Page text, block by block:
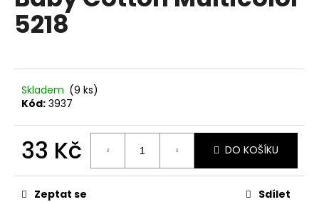
0,0
z5218
Skladem (9 ks)
Kód: 3937
33 Kč
cena:
DO KOŠÍKU
Zeptat se Sdílet
a
j
t
?
HLEDAT